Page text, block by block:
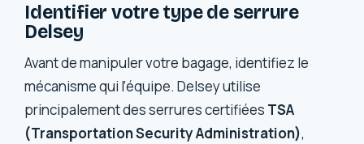
Identifier votre type de serrure
Delsey
Avant de manipuler votre bagage, identifiez le
mécanisme qui l’équipe. Delsey utilise
principalement des serrures certifiées TSA
(Transportation Security Administration),